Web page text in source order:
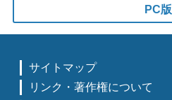
PC版
サイトマップ
リンク・著作権について